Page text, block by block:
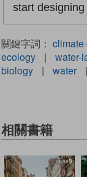
start
關鍵字詞： climate
ecology
| water-
biology
| water |
相關書籍